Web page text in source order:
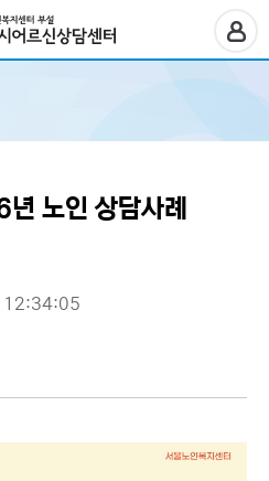
노인 상담사례
12:34:05